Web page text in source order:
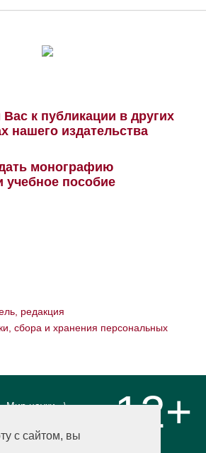
с сайтом, вы
к публикации в других
нашего издательства
монографию
учебное пособие
редакция
сбора и хранения персональных
науки» \
на сайте,
защите авторских
12+